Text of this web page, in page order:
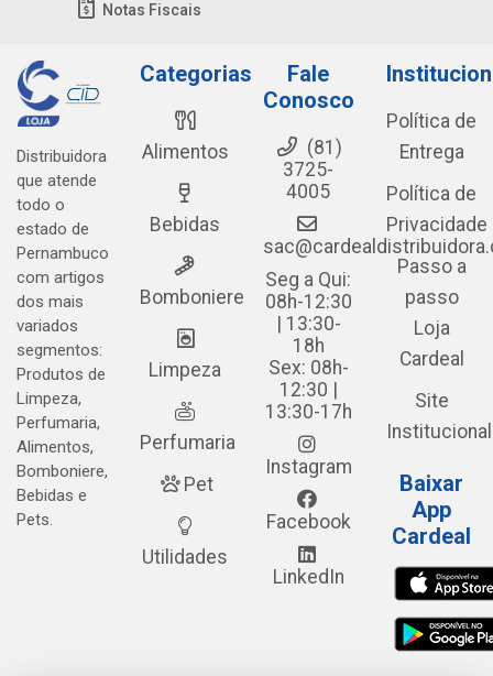
Notas Fiscais
Distribuidora
que atende
todo o
estado de
Pernambuco
com artigos
dos mais
variados
segmentos:
Produtos de
Limpeza,
Perfumaria,
Alimentos,
Bomboniere,
Bebidas e
Pets.
Categorias
Alimentos
Bebidas
Bomboniere
Limpeza
Perfumaria
Pet
Utilidades
Fale
Conosco
(81)
3725-
4005
Seg a Qui:
08h-12:30
| 13:30-
18h
Sex: 08h-
12:30 |
13:30-17h
Instagram
Facebook
LinkedIn
Política de
Entrega
Política de
Privacidade
Passo a
passo
Loja
Cardeal
Site
Institucional
Baixar
App
Cardeal